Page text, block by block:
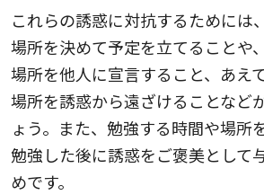
これらの誘惑に対抗するためには
場所を決めて予定を立てることや
場所を他人に宣言すること、あえ
場所を誘惑から遠ざけることなど
ょう。また、勉強する時間や場所
勉強した後に誘惑をご褒美として
めです。